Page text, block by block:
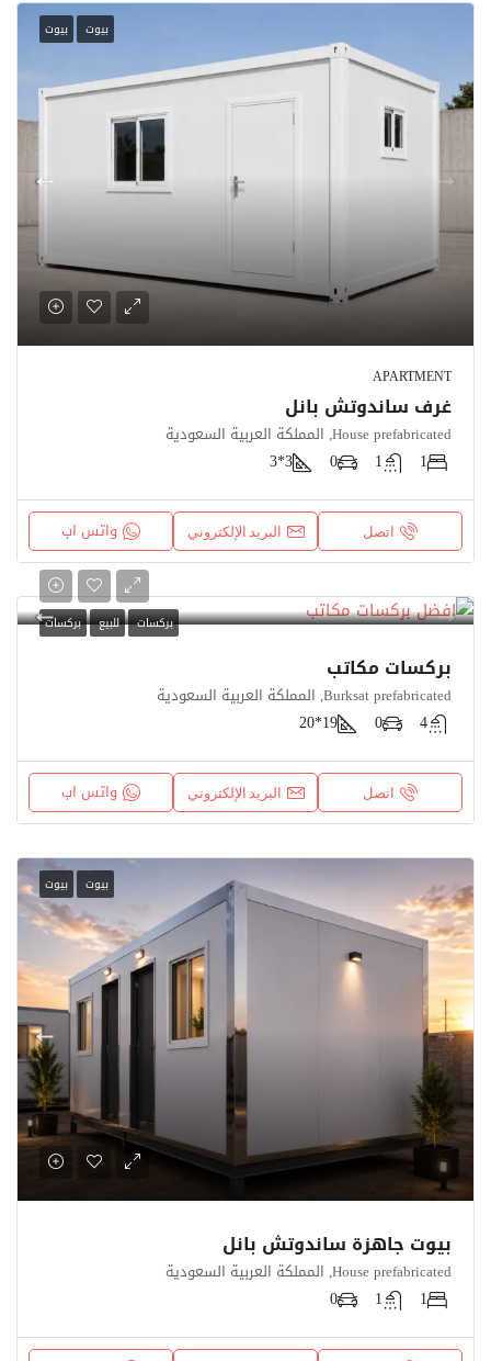
بيوت بيوت
APARTMENT
غرف ساندوتش بانل
House prefabricated, المملكة العربية السعودية
1
1
0
3*3
اتصل البريد الإلكتروني واتس اب
بركسات للبيع بركسات
بركسات مكاتب
Burksat prefabricated, المملكة العربية السعودية
4
0
19*20
اتصل البريد الإلكتروني واتس اب
بيوت بيوت
بيوت جاهزة ساندوتش بانل
House prefabricated, المملكة العربية السعودية
1
1
0